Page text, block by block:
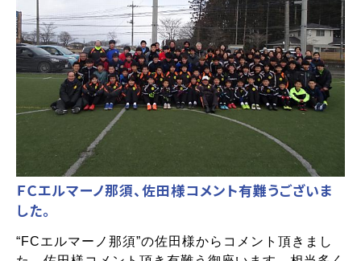
ＦＣエルマーノ那須、佐田様コメント有難うございま
した。
“FCエルマーノ那須”の佐田様からコメント頂きまし